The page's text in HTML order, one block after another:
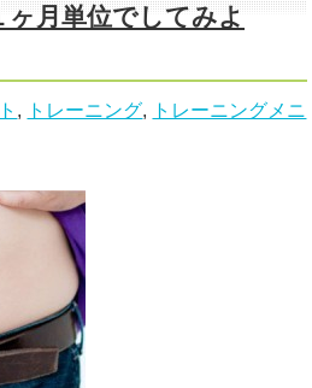
ヶ月単位でしてみよ
, トレーニング,
トレーニングメニ